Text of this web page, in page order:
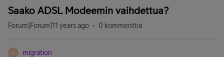
Saako ADSL Modeemin vaihdettua?
Forum|Forum|11 years ago 0 kommenttia
M migration